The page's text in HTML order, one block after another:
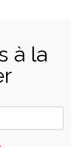
à la